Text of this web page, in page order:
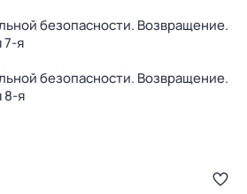
безопасности. Возвращение.
7-я
безопасности. Возвращение.
8-я